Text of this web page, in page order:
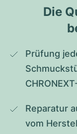
Die
Prüfung
Reparatur
vom